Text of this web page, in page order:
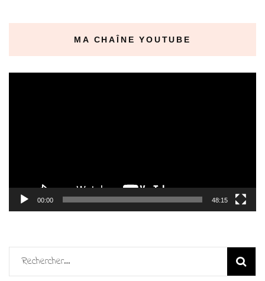
MA CHAÎNE YOUTUBE
00:00 48:15
Rechercher :